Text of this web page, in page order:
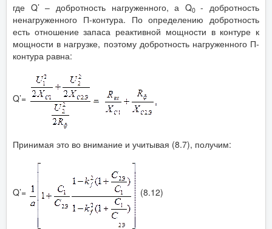
где Q’ – добротность нагруженного, а Q0- добротность
ненагруженного П-контура. По определению добротность
есть отношение запаса реактивной мощности в контуре к
мощности в нагрузке, поэтому добротность нагруженного П-
контура равна:
Q’=
Принимая это во внимание и учитывая (8.7), получим:
Q’= (8.12)